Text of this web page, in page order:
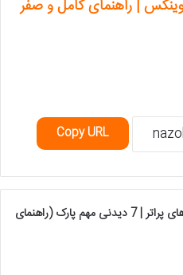
| راهنمای کامل و صفر
Copy URL
بهترین جاذبه های پراتر | 7 دیدنی مهم پارک (راهنمای